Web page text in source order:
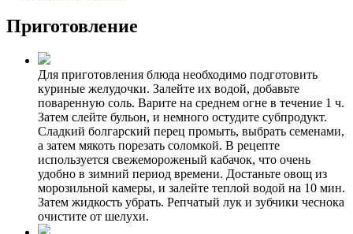
Приготовление
Для приготовления блюда необходимо подготовить
куриные желудочки. Залейте их водой, добавьте
поваренную соль. Варите на среднем огне в течение 1 ч.
Затем слейте бульон, и немного остудите субпродукт.
Сладкий болгарский перец промыть, выбрать семенами,
а затем мякоть порезать соломкой. В рецепте
используется свежемороженый кабачок, что очень
удобно в зимний период времени. Достаньте овощ из
морозильной камеры, и залейте теплой водой на 10 мин.
Затем жидкость убрать. Репчатый лук и зубчики чеснока
очистите от шелухи.